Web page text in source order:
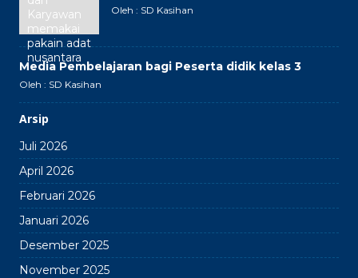
Oleh : SD Kasihan
Media Pembelajaran bagi Peserta didik kelas 3
Oleh : SD Kasihan
Arsip
Juli 2026
April 2026
Februari 2026
Januari 2026
Desember 2025
November 2025